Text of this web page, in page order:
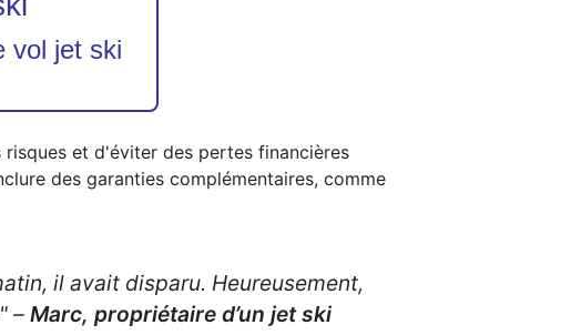
vol jet ski
et d'éviter des pertes financières
des garanties complémentaires, comme
il avait disparu. Heureusement,
– Marc, propriétaire d’un jet ski